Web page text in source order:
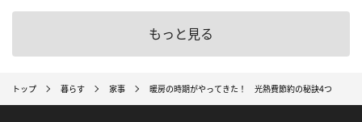
もっと見る
トップ 暮らす 家事 暖房の時期がやってきた！ 光熱費節約の秘訣4つ